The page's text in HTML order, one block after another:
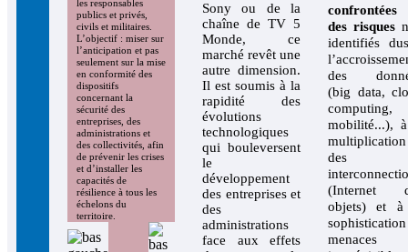
les responsables
publics et privés,
civils et militaires.
L’objectif : miser sur
l’anticipation et pas
seulement sur la mise
en conformité des
dispositifs
concernant la
sécurité des
entreprises, des
administrations et
des collectivités, afin
de prévenir les crises
et d’installer les
capacités de
résilience à tous les
échelons du
territoire.
Sony ou de la
chaîne de TV 5
Monde, ce
marché revêt une
autre dimension.
Il est soumis à la
rapidité des
évolutions
technologiques
qui bouleversent
le
développement
des entreprises et
des
administrations
face aux effets
des risques
identifiés
des
(big data,
computing,
mobilité...),
multiplication
des
(Internet
objets) et
menaces